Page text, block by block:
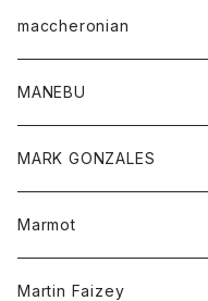
セーター
チュニック
ワンピース
Tシャツ
カットソー
シャツ
ロングスリーブテーシャツ
maccheronian
靴
MANEBU
靴
MARK GONZALES
トップス
Tシャツ
Marmot
Martin Faizey